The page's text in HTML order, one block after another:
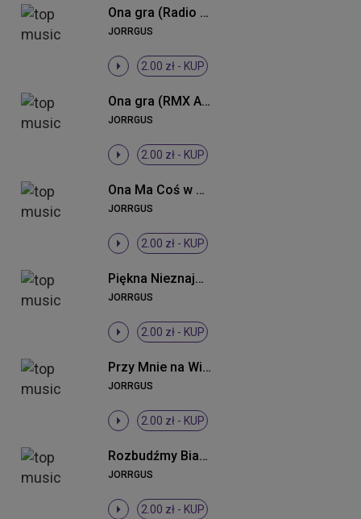
Ona gra (Radio Edit)
JORRGUS
2.00 zł - KUP
Ona gra (RMX Alchemist Project)
JORRGUS
2.00 zł - KUP
Ona Ma Coś w Sobie
JORRGUS
2.00 zł - KUP
Piękna Nieznajoma
JORRGUS
2.00 zł - KUP
Przy Mnie na Wieki
JORRGUS
2.00 zł - KUP
Rozbudźmy Białystok (Radio Edit)
JORRGUS
2.00 zł - KUP